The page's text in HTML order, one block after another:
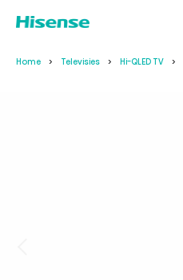
Home Televisies Hi-QLED TV